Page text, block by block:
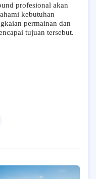
profesional akan
kebutuhan
permainan dan
tujuan tersebut.